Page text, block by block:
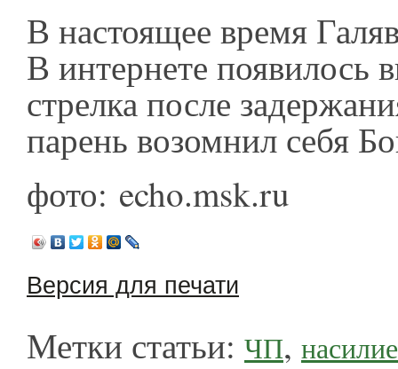
В настоящее время
В интернете появилось
стрелка после
парень возомнил себя
фото: echo.msk.ru
Версия для печати
Метки статьи: ЧП, насилие